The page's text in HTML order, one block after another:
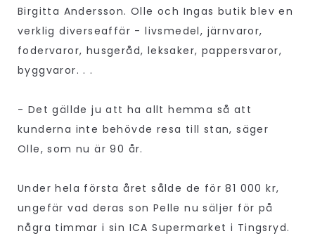
Birgitta Andersson. Olle och Ingas butik blev en
verklig diverseaffär - livsmedel, järnvaror,
fodervaror, husgeråd, leksaker, pappersvaror,
byggvaror. . .
- Det gällde ju att ha allt hemma så att
kunderna inte behövde resa till stan, säger
Olle, som nu är 90 år.
Under hela första året sålde de för 81 000 kr,
ungefär vad deras son Pelle nu säljer för på
några timmar i sin ICA Supermarket i Tingsryd.